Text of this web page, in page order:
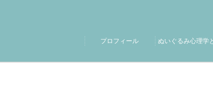
プロフィール ぬいぐるみ心理学